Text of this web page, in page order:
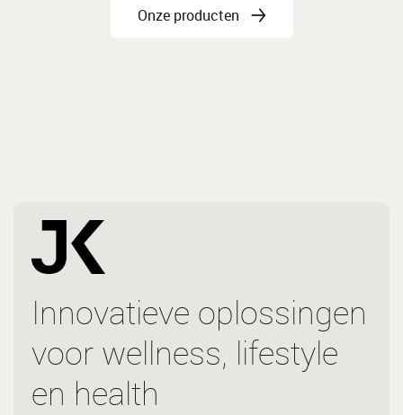
Onze producten
Innovatieve oplossingen
voor wellness, lifestyle
en health